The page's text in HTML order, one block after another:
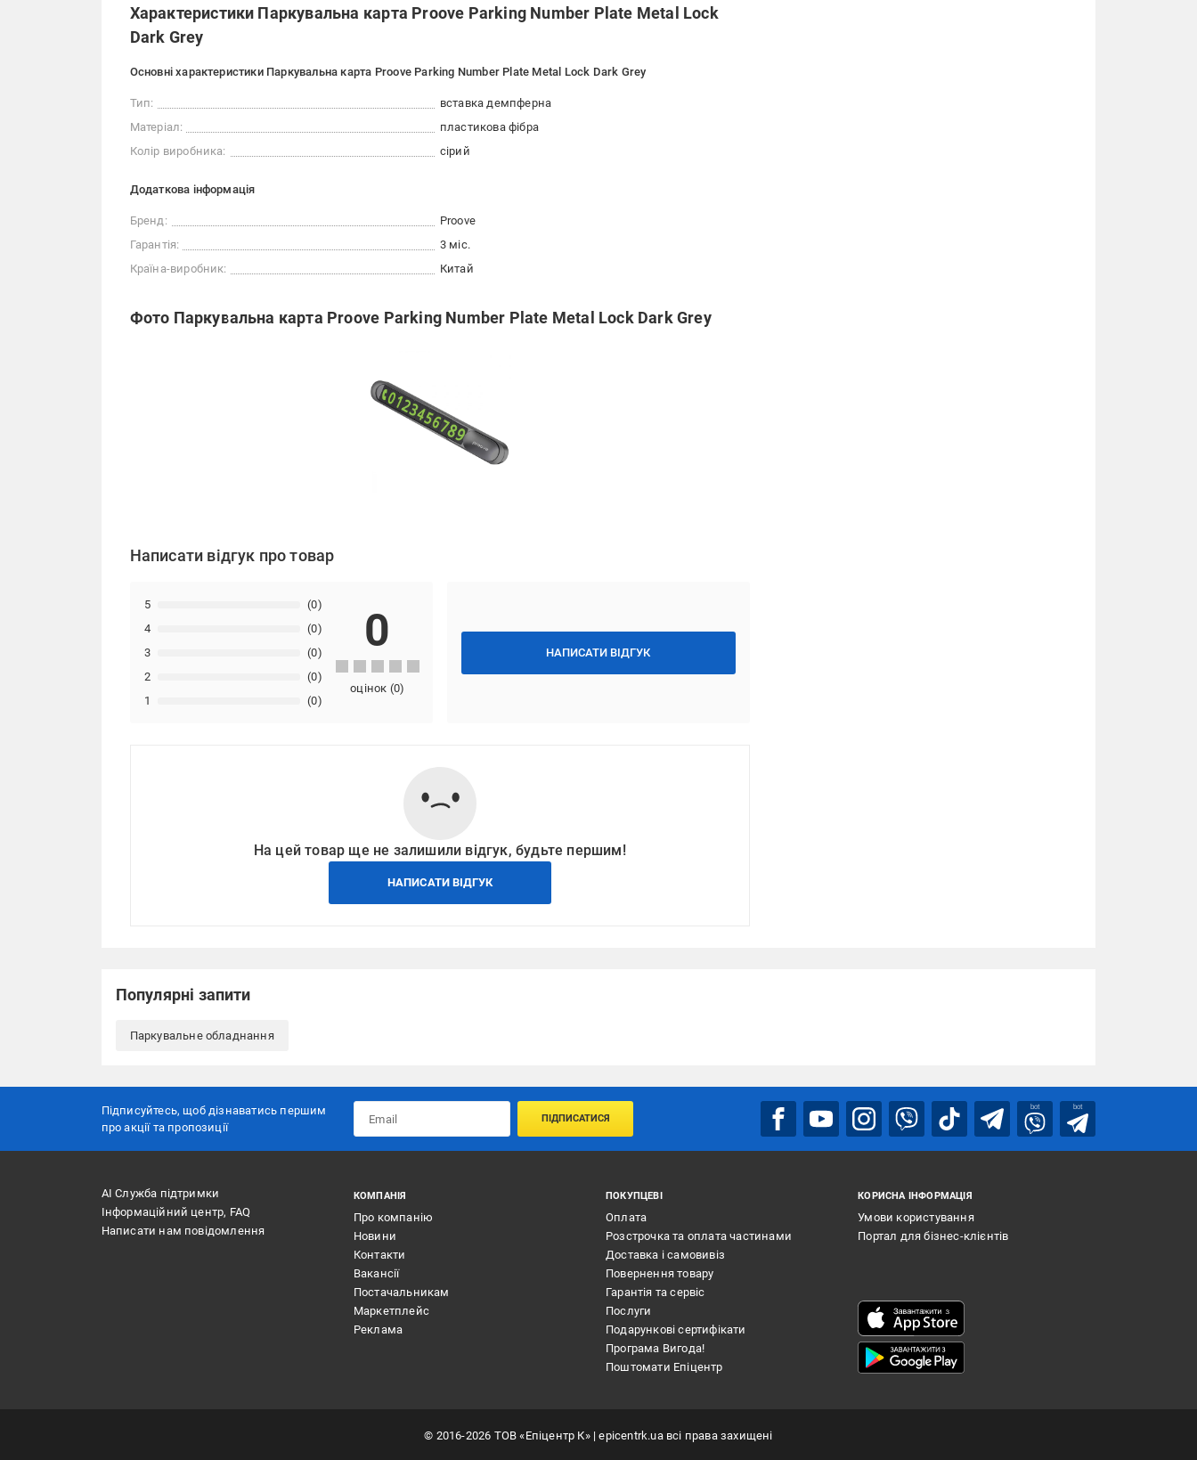
Характеристики Паркувальна карта Proove Parking Number Plate Metal Lock
Dark Grey
Основні характеристики Паркувальна карта Proove Parking Number Plate Metal Lock Dark Grey
Тип:
вставка демпферна
Матеріал:
пластикова фібра
Колір виробника:
сірий
Додаткова інформація
Бренд:
Proove
Гарантія:
3 міс.
Країна-виробник:
Китай
Фото Паркувальна карта Proove Parking Number Plate Metal Lock Dark Grey
Написати відгук про товар
НАПИСАТИ ВІДГУК
1 (0)
2 (0)
3 (0)
4 (0)
5 (0)
0
оцінок (0)
На цей товар ще не залишили відгук, будьте першим!
НАПИСАТИ ВІДГУК
Популярні запити
Паркувальне обладнання
Підписуйтесь, щоб дізнаватись першим
про акції та пропозиції
ПІДПИСАТИСЯ
bot bot
АІ Служба підтримки
Інформаційний центр, FAQ
Написати нам повідомлення
КОМПАНІЯ
Про компанію
Новини
Контакти
Вакансії
Постачальникам
Маркетплейс
Реклама
ПОКУПЦЕВІ
Оплата
Розстрочка та оплата частинами
Доставка і самовивіз
Повернення товару
Гарантія та сервіс
Послуги
Подарункові сертифікати
Програма Вигода!
Поштомати Епіцентр
КОРИСНА ІНФОРМАЦІЯ
Умови користування
Портал для бізнес-клієнтів
© 2016-2026 ТОВ «Епіцентр К»| epicentrk.ua всі права захищені